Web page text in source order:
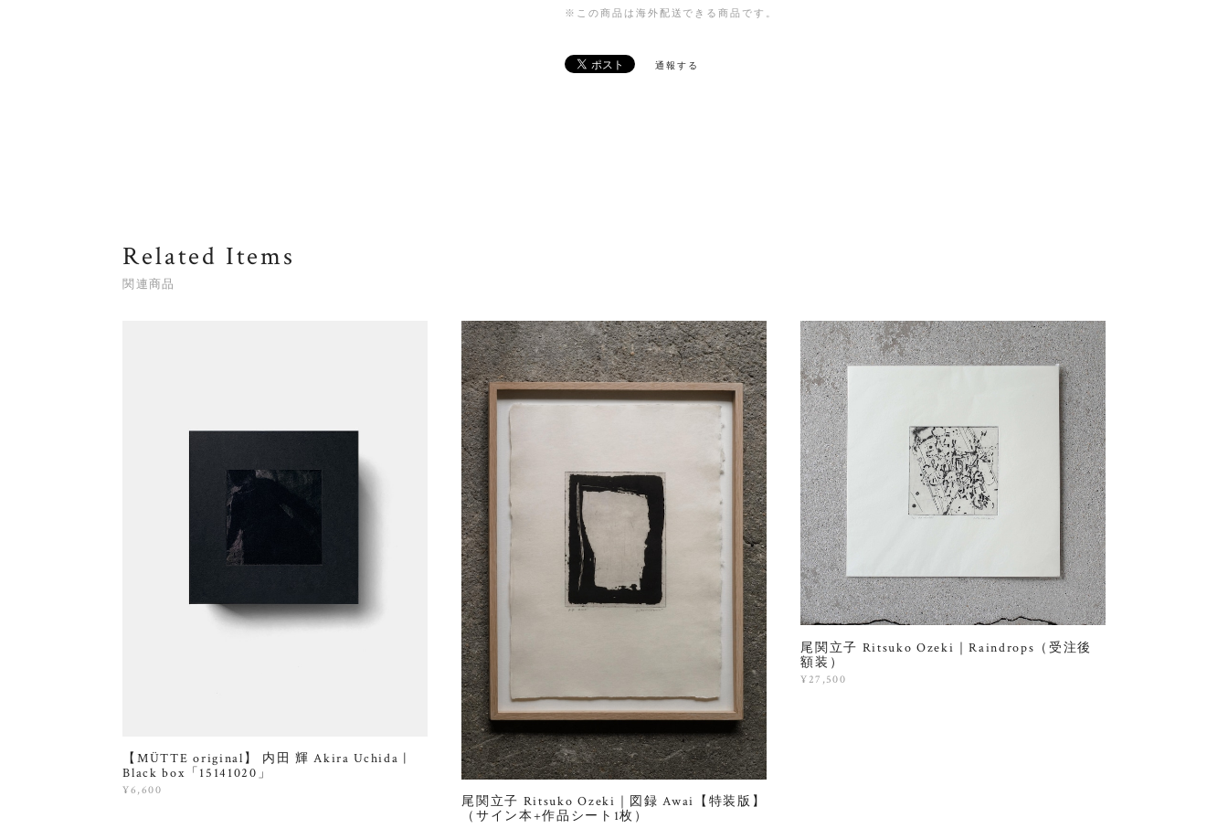
※この商品は海外配送できる商品です。
通報する
Related Items
関連商品
【MÜTTE original】 内田 輝 Akira Uchida |
Black box「15141020」
¥6,600
尾関立子 Ritsuko Ozeki｜図録 Awai【特装版】
（サイン本+作品シート1枚）
尾関立子 Ritsuko Ozeki｜Raindrops（受注後
額装）
¥27,500